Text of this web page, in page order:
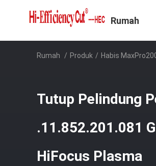
Rumah
Rumah / Produk / Habis
Tutup Pelindung
.11.852.201.081
HiFocus Plasma